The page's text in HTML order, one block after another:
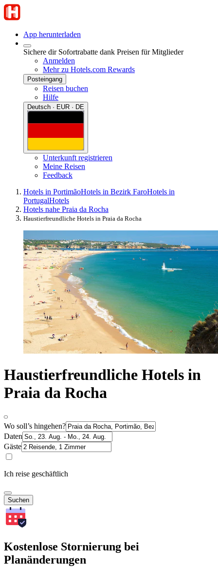
App herunterladen
Sichere dir Sofortrabatte dank Preisen für Mitglieder
Anmelden
Mehr zu Hotels.com Rewards
Posteingang
Reisen buchen
Hilfe
Deutsch · EUR · DE
Unterkunft registrieren
Meine Reisen
Feedback
Hotels in PortimãoHotels in Bezirk FaroHotels in
PortugalHotels
Hotels nahe Praia da Rocha
Haustierfreundliche Hotels in Praia da Rocha
Haustierfreundliche Hotels in
Praia da Rocha
Wo soll’s hingehen?
Daten
Gäste
Ich reise geschäftlich
Suchen
Kostenlose Stornierung bei
Planänderungen